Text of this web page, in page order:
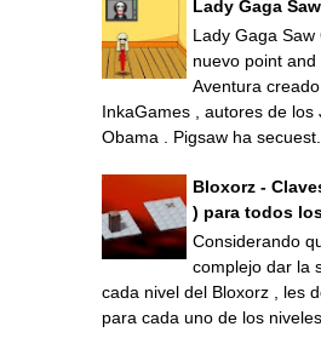
Lady Gaga
Lady Gaga Saw
nuevo point and
Aventura
InkaGames , autores de los
Obama . Pigsaw ha secuest...
Bloxorz -
) para todos
Considerando
complejo dar la
cada nivel del Bloxorz , les
para cada uno de los